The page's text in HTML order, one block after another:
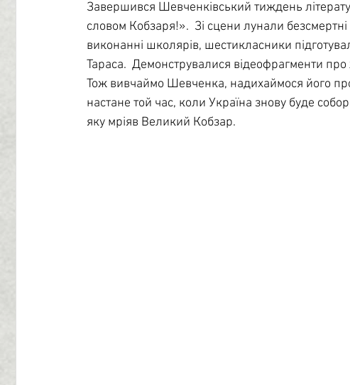
Завершився Шевченківський тиждень
словом Кобзаря!».  Зі сцени лунали
виконанні школярів, шестикласники
Тараса.  Демонструвалися відеофрагменти про
Тож вивчаймо Шевченка, надихаймося його
настане той час, коли Україна знову буде
яку мріяв Великий Кобзар.